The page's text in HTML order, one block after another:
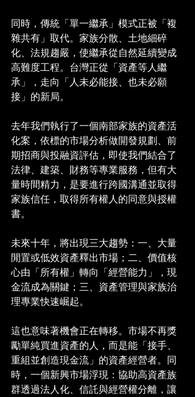
同時，傳統「單一繼承」模式正被「複
雜共有」取代。家族分散、土地細碎
化、法規趨嚴，使繼承從自然延續變成
高難度工程。台灣正從「資產等人繼
承」，走向「人未必能接、也未必願
接」的新局。
去年我們執行了一個南部家族的資產活
化案，依標的市場分析做開發規劃、前
期招商與投融資評估，即使我們結合了
法律、建築、財務等專業服務，但有大
量時間精力，是要進行跨國溝通並取得
家族信任，取得所有權人的同意與授權
書。
未來十年，將出現三大趨勢：一、大量
閒置或低效資產釋出市場；二、價值核
心由「所有權」轉向「經營能力」，現
金流成為關鍵；三、資產管理與家族治
理專業快速崛起。
這也意味著機會正在轉移。市場不再獎
勵單純買進資產的人，而是能「接手、
重組並創造現金流」的資產經營者。同
時，一個新興市場浮現：協助高資產族
群透過法人化、信託與經營權分離，讓